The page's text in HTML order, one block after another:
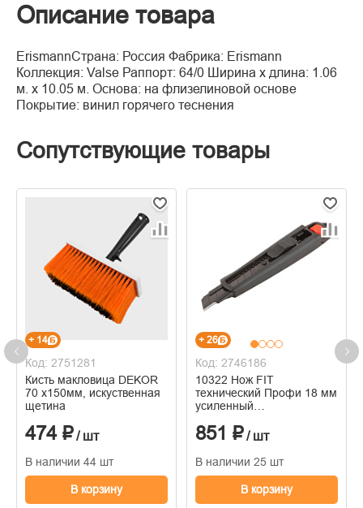
Описание товара
ErismannСтрана: Россия Фабрика: Erismann
Коллекция: Valse Раппорт: 64/0 Ширина x длина: 1.06
м. x 10.05 м. Основа: на флизелиновой основе
Покрытие: винил горячего теснения
Сопутствующие товары
+ 14
Код: 2751281
Кисть макловица DEKOR
70 х150мм, искуственная
щетина
474 ₽/ шт
В наличии 44 шт
В корзину
+ 26
Код: 2746186
10322 Нож FIT
технический Профи 18 мм
усиленный
пластиковый прижим,
851 ₽/ шт
В наличии 25 шт
В корзину